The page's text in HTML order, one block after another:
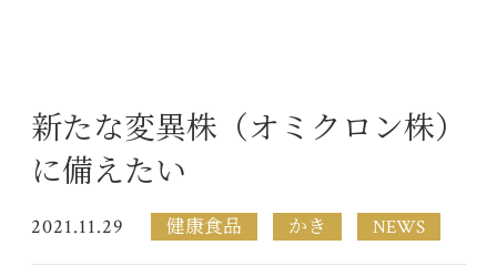
新たな変異株（オミクロン株）
に備えたい
2021.11.29 健康食品 かき NEWS